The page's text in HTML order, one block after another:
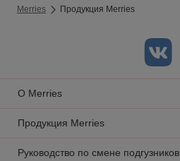
Merries Продукция Merries
О Merries
Продукция Merries
Руководство по смене подгузников